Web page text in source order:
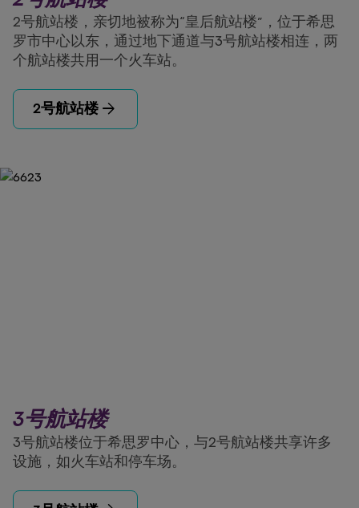
2号航站楼，亲切地被称为“皇后航站楼”，位于希思
罗市中心以东，通过地下通道与3号航站楼相连，两
个航站楼共用一个火车站。
2号航站楼 arrow_forward
3号航站楼
3号航站楼位于希思罗中心，与2号航站楼共享许多
设施，如火车站和停车场。